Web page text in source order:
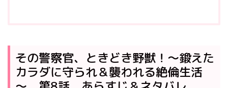
その警察官、ときどき野獣！～鍛えた
カラダに守られ＆襲われる絶倫生活